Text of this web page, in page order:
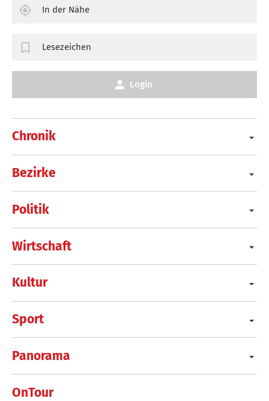
Chronik
Bezirke
Politik
Wirtschaft
Kultur
Sport
Panorama
OnTour
In der Nähe
Lesezeichen
Login